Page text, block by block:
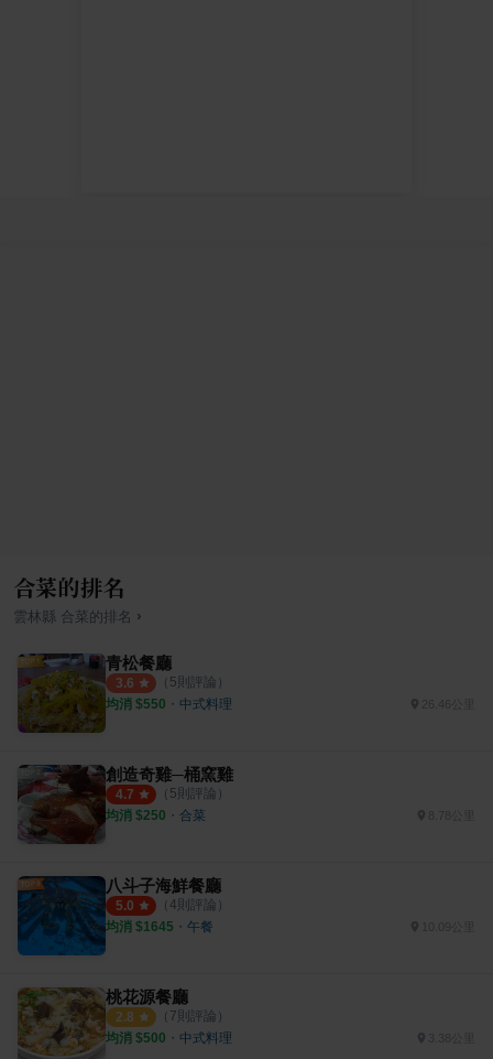
合菜的排名
雲林縣 合菜 的排名 ›
青松餐廳
3.6 （ 5則評論）
均消 $550 ・ 中式料理 26.46公里
創造奇雞─桶窯雞
4.7 （ 5則評論）
均消 $250 ・ 合菜
八斗子海鮮餐廳
5.0 （ 4則評論）
均消 $1645 ・ 午餐
桃花源餐廳
2.8 （ 7則評論）
均消 $500 ・ 中式料理